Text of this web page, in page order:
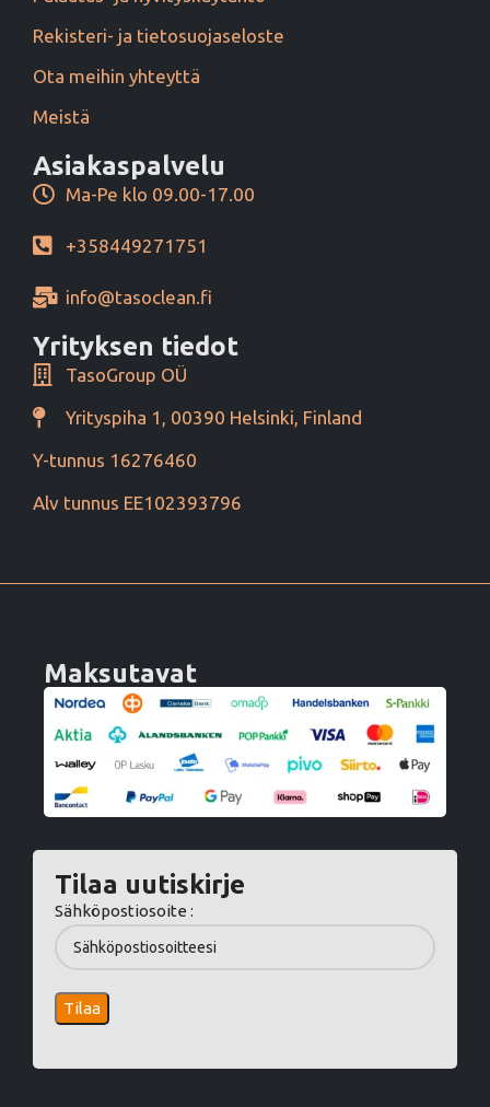
Rekisteri- ja tietosuojaseloste
Ota meihin yhteyttä
Meistä
Asiakaspalvelu
Ma-Pe klo 09.00-17.00
+358449271751
info@tasoclean.fi
Yrityksen tiedot
TasoGroup OÜ
Yrityspiha 1, 00390 Helsinki, Finland
Y-tunnus 16276460
Alv tunnus EE102393796
Maksutavat
Tilaa uutiskirje
Sähköpostiosoite :